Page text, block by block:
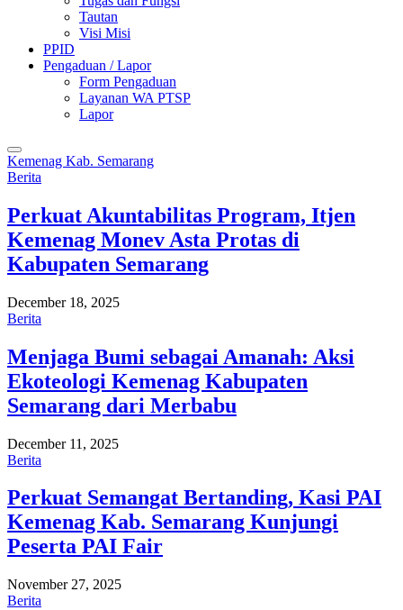
Tautan
Visi Misi
PPID
Pengaduan / Lapor
Form Pengaduan
Layanan WA PTSP
Lapor
Kemenag Kab. Semarang
Berita
Perkuat Akuntabilitas Program, Itjen
Kemenag Monev Asta Protas di
Kabupaten Semarang
December 18, 2025
Berita
Menjaga Bumi sebagai Amanah: Aksi
Ekoteologi Kemenag Kabupaten
Semarang dari Merbabu
December 11, 2025
Berita
Perkuat Semangat Bertanding, Kasi PAI
Kemenag Kab. Semarang Kunjungi
Peserta PAI Fair
November 27, 2025
Berita